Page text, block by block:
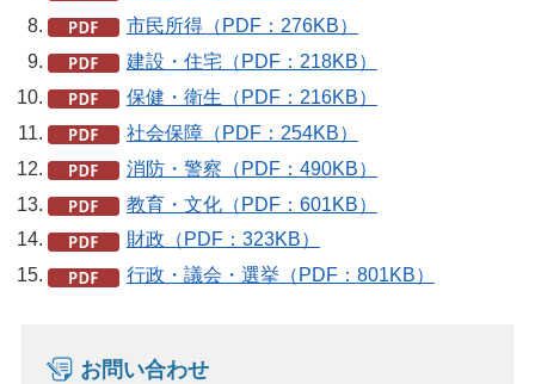
市民所得（PDF：276KB）
建設・住宅（PDF：218KB）
保健・衛生（PDF：216KB）
社会保障（PDF：254KB）
消防・警察（PDF：490KB）
教育・文化（PDF：601KB）
財政（PDF：323KB）
行政・議会・選挙（PDF：801KB）
お問い合わせ